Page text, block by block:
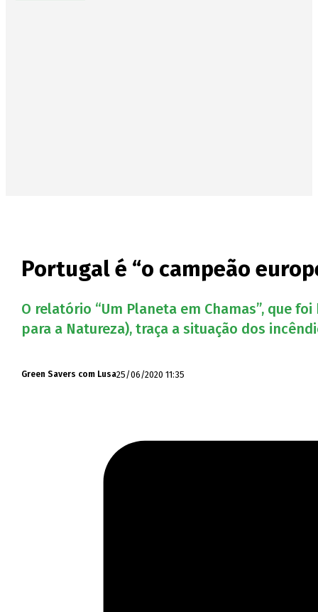
Portugal é “o campeão
O relatório “Um Planeta em Chamas”, que
para a Natureza), traça a situação dos
Green Savers com Lusa25/06/2020 11:35